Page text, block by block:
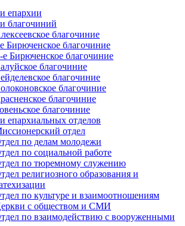
епархии
благочиний
благочиние
Бирюченское благочиние
е Бирюченское благочиние
благочиние
благочиние
благочиние
благочиние
благочиние
епархиальных отделов
отдел
по делам молодежи
по социальной работе
по тюремному служению
религиозного образования и
по культуре и взаимоотношениям
с обществом и СМИ
по взаимодействию с вооруженными